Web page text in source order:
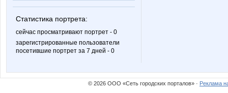
Статистика портрета:
сейчас просматривают портрет - 0
зарегистрированные пользователи
посетившие портрет за 7 дней - 0
© 2026 ООО «Сеть городских порталов» · Реклама